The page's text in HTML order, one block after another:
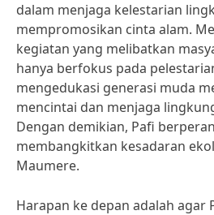
dalam menjaga kelestarian
mempromosikan cinta alam.
kegiatan yang melibatkan
hanya berfokus pada
mengedukasi generasi muda
mencintai dan menjaga
Dengan demikian, Pafi
membangkitkan kesadaran
Maumere.
Harapan ke depan adalah agar